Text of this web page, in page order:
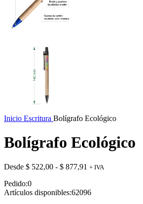
Inicio Escritura Bolígrafo Ecológico
Bolígrafo Ecológico
Desde $ 522,00 - $ 877,91 Rango
desde
+ IVA
Pedido:0
Artículos disponibles:62096